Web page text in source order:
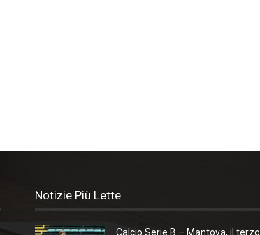
Notizie Più Lette
Calcio Serie B – Mantova, il terzo